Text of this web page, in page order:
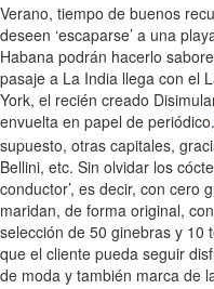
Verano, tiempo de buenos
deseen ‘escaparse’ a una
Habana podrán hacerlo
pasaje a La India llega con el
York, el recién creado
envuelta en papel de periódico.
supuesto, otras capitales,
Bellini, etc. Sin olvidar los
conductor’, es decir, con cero
maridan, de forma original,
selección de 50 ginebras y 10
que el cliente pueda seguir
de moda y también marca de